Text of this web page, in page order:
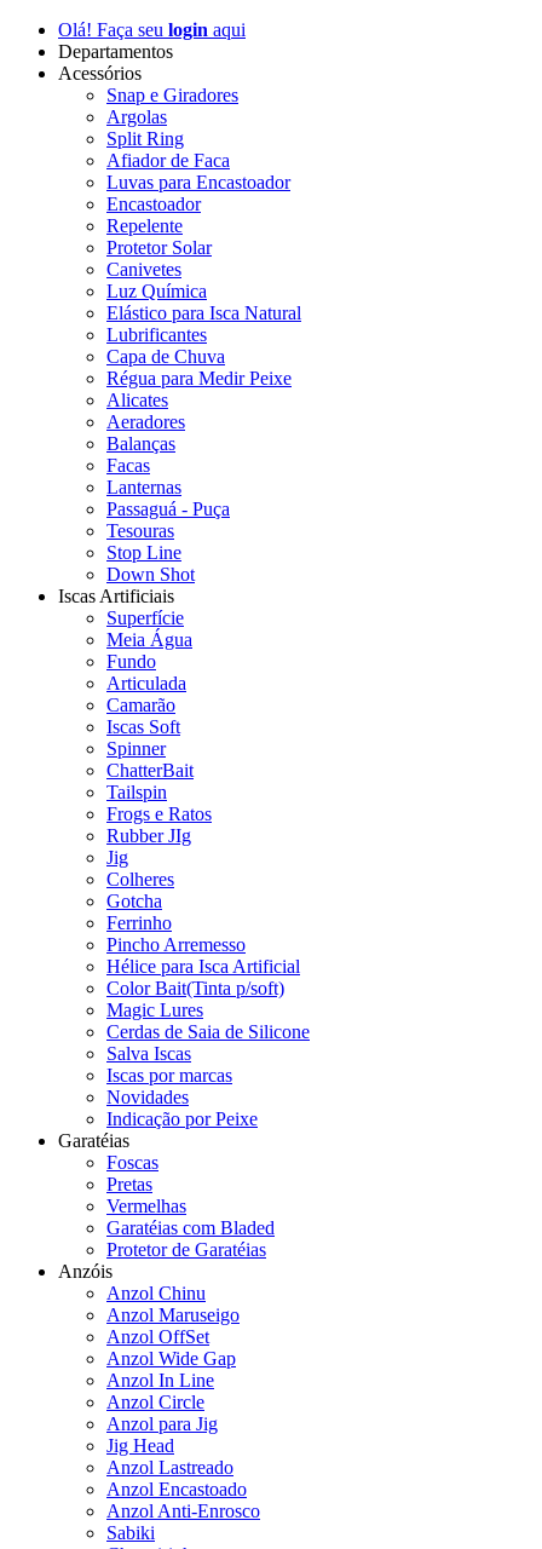
Olá! Faça seu login aqui
Departamentos
Acessórios
Snap e Giradores
Argolas
Split Ring
Afiador de Faca
Luvas para Encastoador
Encastoador
Repelente
Protetor Solar
Canivetes
Luz Química
Elástico para Isca Natural
Lubrificantes
Capa de Chuva
Régua para Medir Peixe
Alicates
Aeradores
Balanças
Facas
Lanternas
Passaguá - Puça
Tesouras
Stop Line
Down Shot
Iscas Artificiais
Superfície
Meia Água
Fundo
Articulada
Camarão
Iscas Soft
Spinner
ChatterBait
Tailspin
Frogs e Ratos
Rubber JIg
Jig
Colheres
Gotcha
Ferrinho
Pincho Arremesso
Hélice para Isca Artificial
Color Bait(Tinta p/soft)
Magic Lures
Cerdas de Saia de Silicone
Salva Iscas
Iscas por marcas
Novidades
Indicação por Peixe
Garatéias
Foscas
Pretas
Vermelhas
Garatéias com Bladed
Protetor de Garatéias
Anzóis
Anzol Chinu
Anzol Maruseigo
Anzol OffSet
Anzol Wide Gap
Anzol In Line
Anzol Circle
Anzol para Jig
Jig Head
Anzol Lastreado
Anzol Encastoado
Anzol Anti-Enrosco
Sabiki